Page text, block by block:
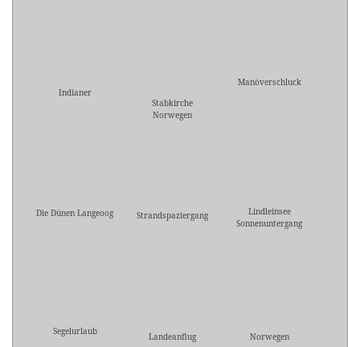
Indianer
Stabkirche
Norwegen
Manöverschluck
Die Dünen Langeoog Strandspaziergang
Lindleinsee
Sonnenuntergang
Segelurlaub Landeanflug Norwegen